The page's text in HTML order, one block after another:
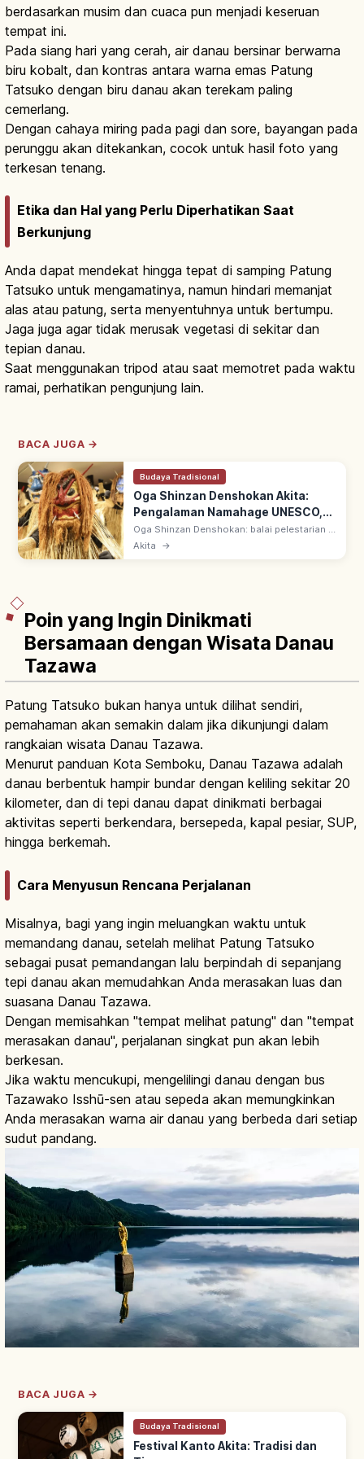
berdasarkan musim dan cuaca pun menjadi keseruan
tempat ini.
Pada siang hari yang cerah, air danau bersinar berwarna
biru kobalt, dan kontras antara warna emas Patung
Tatsuko dengan biru danau akan terekam paling
cemerlang.
Dengan cahaya miring pada pagi dan sore, bayangan pada
perunggu akan ditekankan, cocok untuk hasil foto yang
terkesan tenang.
Etika dan Hal yang Perlu Diperhatikan Saat
Berkunjung
Anda dapat mendekat hingga tepat di samping Patung
Tatsuko untuk mengamatinya, namun hindari memanjat
alas atau patung, serta menyentuhnya untuk bertumpu.
Jaga juga agar tidak merusak vegetasi di sekitar dan
tepian danau.
Saat menggunakan tripod atau saat memotret pada waktu
ramai, perhatikan pengunjung lain.
BACA JUGA →
Budaya Tradisional
Oga Shinzan Denshokan Akita:
Pengalaman Namahage UNESCO,
Rute & Sorotan
Oga Shinzan Denshokan: balai pelestarian di
Semenanjung Oga, Akita untuk merasakan
Akita →
Poin yang Ingin Dinikmati
Bersamaan dengan Wisata Danau
Tazawa
Patung Tatsuko bukan hanya untuk dilihat sendiri,
pemahaman akan semakin dalam jika dikunjungi dalam
rangkaian wisata Danau Tazawa.
Menurut panduan Kota Semboku, Danau Tazawa adalah
danau berbentuk hampir bundar dengan keliling sekitar 20
kilometer, dan di tepi danau dapat dinikmati berbagai
aktivitas seperti berkendara, bersepeda, kapal pesiar, SUP,
hingga berkemah.
Cara Menyusun Rencana Perjalanan
Misalnya, bagi yang ingin meluangkan waktu untuk
memandang danau, setelah melihat Patung Tatsuko
sebagai pusat pemandangan lalu berpindah di sepanjang
tepi danau akan memudahkan Anda merasakan luas dan
suasana Danau Tazawa.
Dengan memisahkan "tempat melihat patung" dan "tempat
merasakan danau", perjalanan singkat pun akan lebih
berkesan.
Jika waktu mencukupi, mengelilingi danau dengan bus
Tazawako Isshū-sen atau sepeda akan memungkinkan
Anda merasakan warna air danau yang berbeda dari setiap
sudut pandang.
BACA JUGA →
Budaya Tradisional
Festival Kanto Akita: Tradisi dan